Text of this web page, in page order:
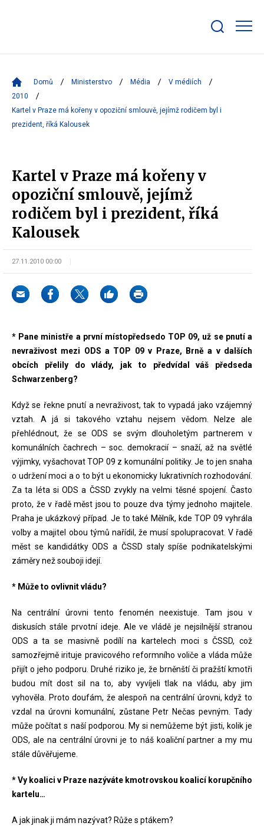
bar
Domů Ministerstvo Média
V médiích
2010
Kartel v Praze má kořeny v opoziční smlouvě, jejímž rodičem byl i
prezident, říká Kalousek
Kartel v Praze má kořeny v
opoziční smlouvě, jejímž
rodičem byl i prezident, říká
Kalousek
27.11.2010 00:00
* Pane ministře a první místopředsedo TOP 09, už se pnutí a
nevraživost mezi ODS a TOP 09 v Praze, Brně a v dalších
obcích přelily do vlády, jak to předvídal váš předseda
Schwarzenberg?
Když se řekne pnutí a nevraživost, tak to vypadá jako vzájemný
vztah. A já si takového vztahu nejsem vědom. Nelze ale
přehlédnout, že se ODS se svým dlouholetým partnerem v
komunálních čachrech – soc. demokracií – snaží, až na světlé
výjimky, vyšachovat TOP 09 z komunální politiky. Je to jen snaha
o udržení moci a o to být u ekonomicky lukrativních rozhodování.
Za ta léta si ODS a ČSSD zvykly na velmi těsné spojení. Často
proto, že v řadě měst jsou to pouze dva týmy jednoho majitele.
Praha je ukázkový případ. Je to také Mělník, kde TOP 09 vyhrála
volby a majitel obou týmů nařídil, že musí spolupracovat. V řadě
měst se kandidátky ODS a ČSSD staly spíše podnikatelskými
záměry než souboji idejí.
* Může to ovlivnit vládu?
Na centrální úrovni tento fenomén neexistuje. Tam jsou v
diskusích stále prvotní ideje. Ale ve vládě je nejsilnější stranou
ODS a ta se masivně podílí na kartelech moci s ČSSD, což
samozřejmě irituje pravicového reformního voliče a vláda může
přijít o jeho podporu. Druhé riziko je, že brněnští či pražští kmotři
budou mít dost sil na to, aby vyvíjeli tlak na vládu, aby jim
vyhověla. Proto doufám, že alespoň na centrální úrovni, když to
vzdal na úrovni komunální, zůstane Petr Nečas pevným. Tady
může počítat s naší podporou. My si nemůžeme být jisti, kolik je
ODS, ale na centrální úrovni je to náš koaliční partner a my mu
stále důvěřujeme.
* Vy koalici v Praze nazýváte kmotrovskou koalicí korupčního
kartelu…
A jak jinak ji mám nazývat? Růže s ptákem?